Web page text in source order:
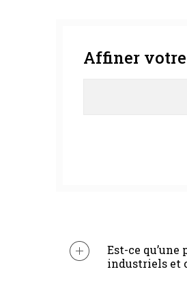
Affiner
Est-ce
industriels et